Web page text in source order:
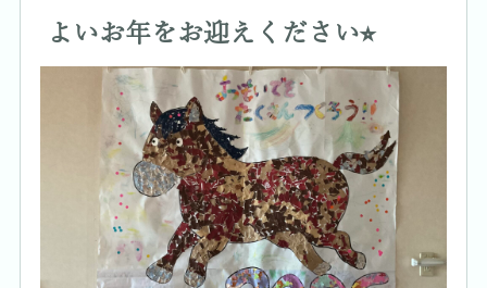
よいお年をお迎えください⭐︎